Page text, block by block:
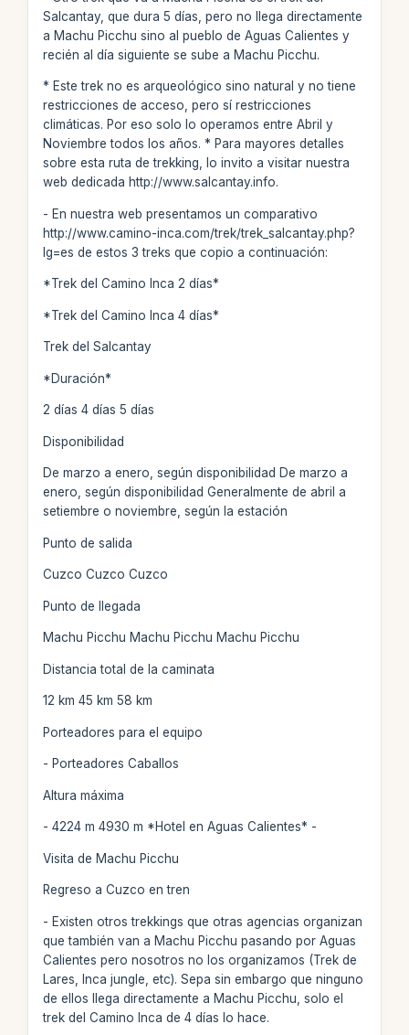
Salcantay, que dura 5 días, pero no llega directamente
a Machu Picchu sino al pueblo de Aguas Calientes y
recién al día siguiente se sube a Machu Picchu.
* Este trek no es arqueológico sino natural y no tiene
restricciones de acceso, pero sí restricciones
climáticas. Por eso solo lo operamos entre Abril y
Noviembre todos los años. * Para mayores detalles
sobre esta ruta de trekking, lo invito a visitar nuestra
web dedicada http://www.salcantay.info.
- En nuestra web presentamos un comparativo
http://www.camino-inca.com/trek/trek_salcantay.php?
lg=es de estos 3 treks que copio a continuación:
*Trek del Camino Inca 2 días*
*Trek del Camino Inca 4 días*
Trek del Salcantay
*Duración*
2 días 4 días 5 días
Disponibilidad
De marzo a enero, según disponibilidad De marzo a
enero, según disponibilidad Generalmente de abril a
setiembre o noviembre, según la estación
Punto de salida
Cuzco Cuzco Cuzco
Punto de llegada
Machu Picchu Machu Picchu Machu Picchu
Distancia total de la caminata
12 km 45 km 58 km
Porteadores para el equipo
- Porteadores Caballos
Altura máxima
- 4224 m 4930 m *Hotel en Aguas Calientes* -
Visita de Machu Picchu
Regreso a Cuzco en tren
- Existen otros trekkings que otras agencias organizan
que también van a Machu Picchu pasando por Aguas
Calientes pero nosotros no los organizamos (Trek de
Lares, Inca jungle, etc). Sepa sin embargo que ninguno
de ellos llega directamente a Machu Picchu, solo el
trek del Camino Inca de 4 días lo hace.